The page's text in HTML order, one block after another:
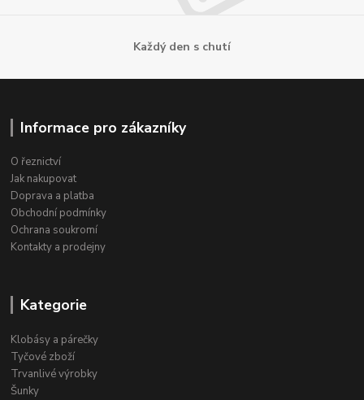
Každý den s chutí
Informace pro zákazníky
O řeznictví
Jak nakupovat
Doprava a platba
Obchodní podmínky
Ochrana soukromí
Kontakty a prodejny
Kategorie
Klobásy a párečky
Tyčové zboží
Trvanlivé výrobky
Šunky